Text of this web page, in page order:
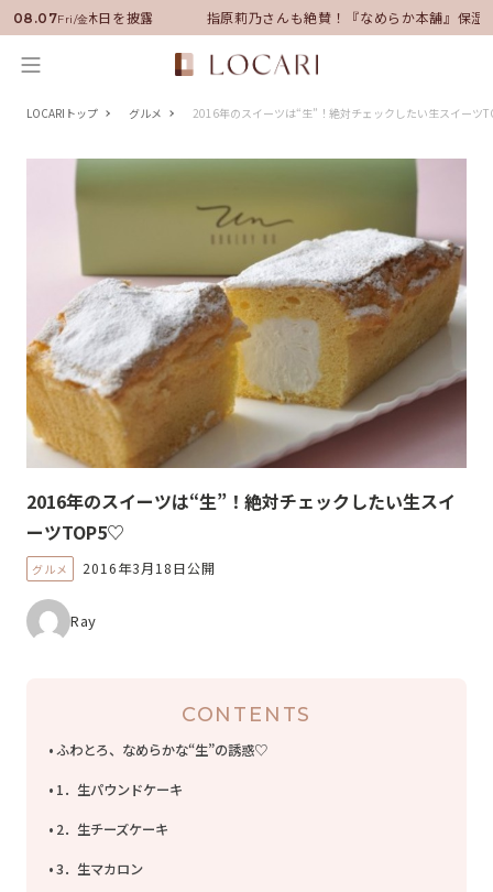
08.07Fri/金
い男の休日を披露 指原莉乃さんも絶賛！『なめらか本舗』保湿ライ
LOCARIトップ グルメ 2016年のスイーツは“生”！絶対チェックしたい生スイーツ
2016年のスイーツは“生”！絶対チェックしたい生スイ
ーツTOP5♡
グルメ 2016年3月18日公開
Ray
CONTENTS
ふわとろ、なめらかな“生”の誘惑♡
1．生パウンドケーキ
2．生チーズケーキ
3．生マカロン